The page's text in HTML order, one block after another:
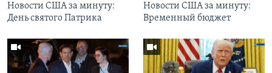
Новости США за минуту:
День святого Патрика
Новости США за минуту:
Временный бюджет